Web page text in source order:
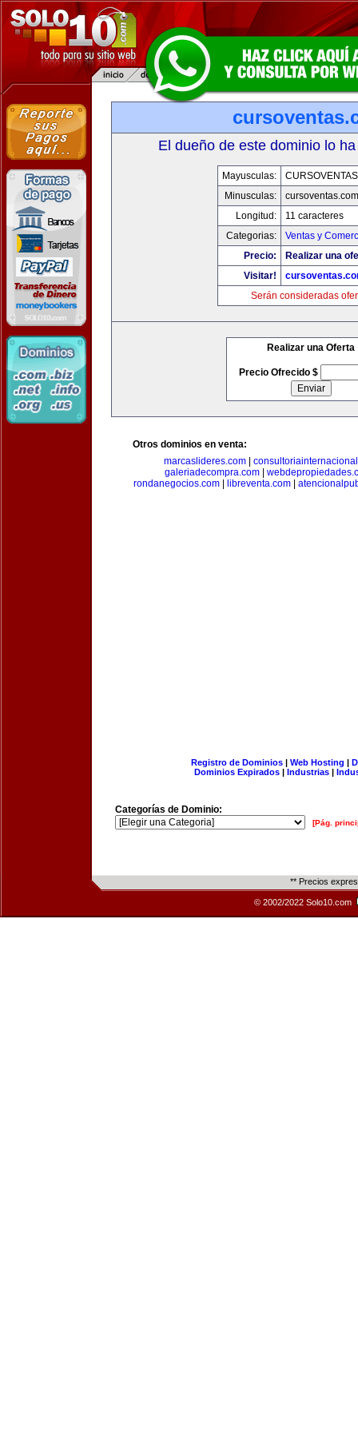
El dueño de este dominio lo
Mayusculas:
Minusculas:
cursoventas.com
Longitud:
11 caracteres
Categorias:
Ventas y
Precio:
Realizar una
Visitar!
Serán consideradas
Realizar una Oferta
Precio Ofrecido $
Otros dominios en venta:
marcaslideres.com
galeriadecompra.com|
rondanegocios.com
libreventa.com
Registro de Dominios| Web Hosting |
Dominios Expirados | Industrias |
Categorías de Dominio:
[Pág.
** Precios
© 2002/2022 Solo10.com